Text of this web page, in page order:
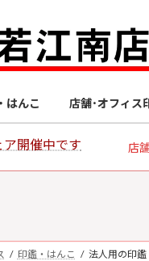
はんこ 店舗･オフィス
開催中です 店
印鑑・はんこ 法人用の印鑑